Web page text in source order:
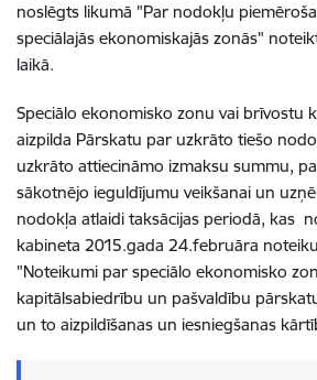
noslēgts likumā "Par nodokļu
speciālajās ekonomiskajās zonās"
laikā.
Speciālo ekonomisko zonu vai brīvostu
aizpilda Pārskatu par uzkrāto tiešo
uzkrāto attiecināmo izmaksu summu,
sākotnējo ieguldījumu veikšanai un
nodokļa atlaidi taksācijas periodā, kas
kabineta 2015.gada 24.februāra
"Noteikumi par speciālo ekonomisko
kapitālsabiedrību un pašvaldību
un to aizpildīšanas un iesniegšanas